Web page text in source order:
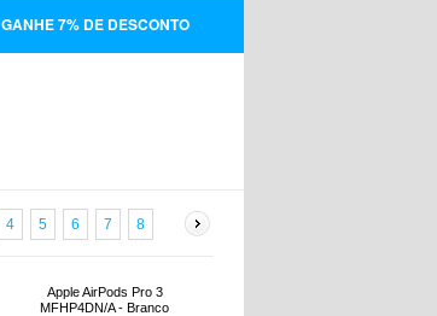
GANHE 7% DE DESCONTO
4 5 6 7 8
Apple AirPods Pro 3
MFHP4DN/A - Branco